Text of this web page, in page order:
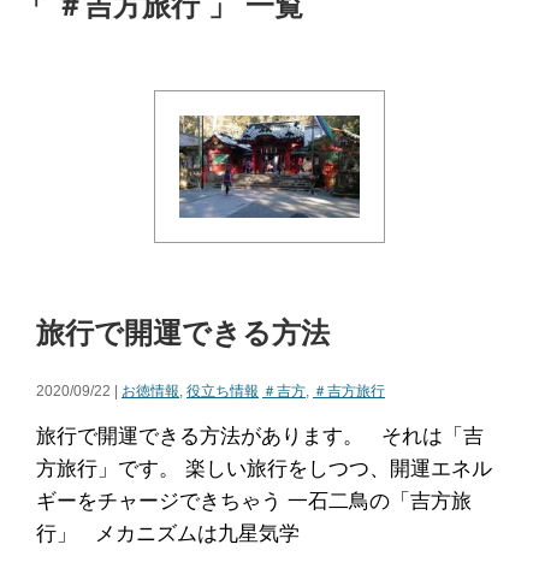
旅行で開運できる方法
2020/09/22 | お徳情報 役立ち情報 ＃吉方 ＃吉方旅行
旅行で開運できる方法があります。 それは「吉
方旅行」です。 楽しい旅行をしつつ、開運エネル
ギーをチャージできちゃう 一石二鳥の「吉方旅
行」 メカニズムは九星気学